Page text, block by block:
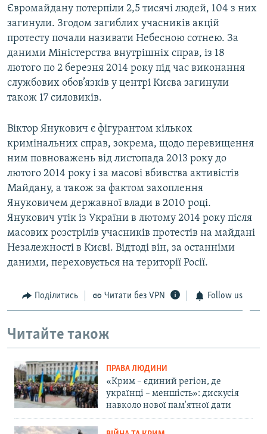
Євромайдану потерпіли 2,5 тисячі людей, 104 з них
загинули. Згодом загиблих учасників акцій
протесту почали називати Небесною сотнею. За
даними Міністерства внутрішніх справ, із 18
лютого по 2 березня 2014 року під час виконання
службових обов’язків у центрі Києва загинули
також 17 силовиків.
Віктор Янукович є фігурантом кількох
кримінальних справ, зокрема, щодо перевищення
ним повноважень від листопада 2013 року до
лютого 2014 року і за масові вбивства активістів
Майдану, а також за фактом захоплення
Януковичем державної влади в 2010 році.
Янукович утік із України в лютому 2014 року після
масових розстрілів учасників протестів на майдані
Незалежності в Києві. Відтоді він, за останніми
даними, переховується на території Росії.
Поділитись Читати без VPN Follow us
Читайте також
ПРАВА ЛЮДИНИ
«Крим – єдиний регіон, де
українці – меншість»: дискусія
навколо нової пам'ятної дати